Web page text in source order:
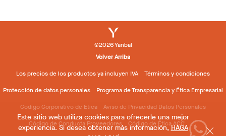
©2026 Yanbal
Volver Arriba
Los precios de los productos ya incluyen IVA Términos y condiciones
Protección de datos personales Programa de Transparencia y Ética Empresarial
Código Corporativo de Ética Aviso de Privacidad Datos Personales
Código de Conducta Proveedores Código de Ética ACOVEDI
Este sitio web utiliza cookies para ofrecerle una mejor
experiencia. Si desea obtener más información,HAGA